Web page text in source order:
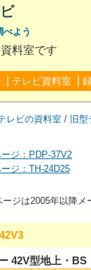
よう
料室です
テレビ資料室
レビの資料室 / 旧
ジ：PDP-37V2
ジ：TH-24D25
ージは2005年以降
42V型地上・BS